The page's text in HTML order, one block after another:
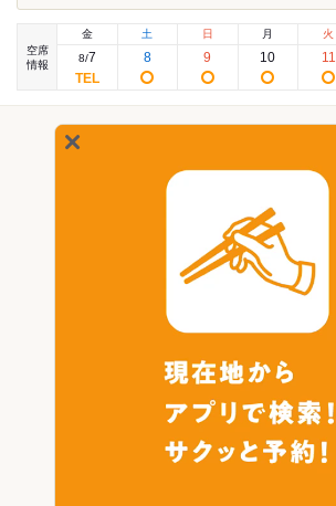
空席
情報
金
8/7
土
8
日
9
月
10
火
11